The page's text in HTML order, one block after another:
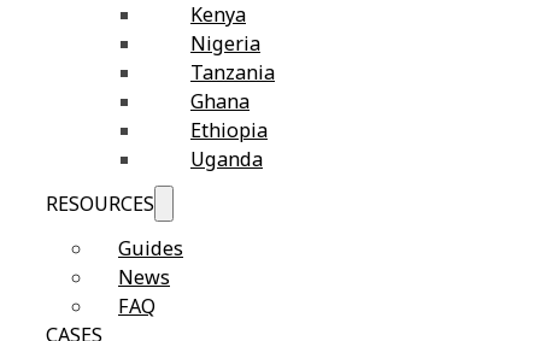
Kenya
Nigeria
Tanzania
Ghana
Ethiopia
Uganda
RESOURCES
Guides
News
FAQ
CASES